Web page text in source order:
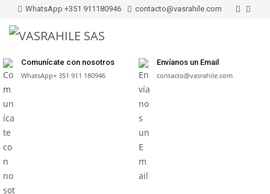
WhatsApp +351 911180946 contacto@vasrahile.com
Comunícate con nosotros
WhatsApp+ 351 911 180946
Envíanos un Email
contacto@vasrahile.com